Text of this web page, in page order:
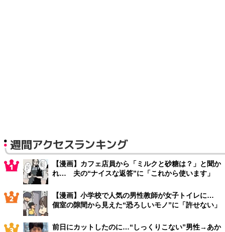
週間アクセスランキング
【漫画】カフェ店員から「ミルクと砂糖は？」と聞か
れ… 夫の“ナイスな返答”に「これから使います」
【漫画】小学校で人気の男性教師が女子トイレに…
個室の隙間から見えた“恐ろしいモノ”に「許せない」
前日にカットしたのに…“しっくりこない”男性→あか